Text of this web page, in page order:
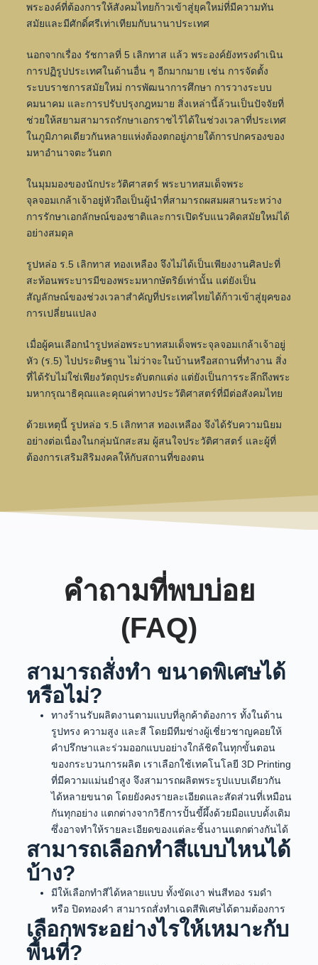
พระองค์ที่ต้องการให้สังคมไทยก้าวเข้าสู่ยุคใหม่ที่มีความทัน
สมัยและมีศักดิ์ศรีเท่าเทียมกับนานาประเทศ
นอกจากเรื่อง รัชกาลที่ 5 เลิกทาส แล้ว พระองค์ยังทรงดำเนิน
การปฏิรูปประเทศในด้านอื่น ๆ อีกมากมาย เช่น การจัดตั้ง
ระบบราชการสมัยใหม่ การพัฒนาการศึกษา การวางระบบ
คมนาคม และการปรับปรุงกฎหมาย สิ่งเหล่านี้ล้วนเป็นปัจจัยที่
ช่วยให้สยามสามารถรักษาเอกราชไว้ได้ในช่วงเวลาที่ประเทศ
ในภูมิภาคเดียวกันหลายแห่งต้องตกอยู่ภายใต้การปกครองของ
มหาอำนาจตะวันตก
ในมุมมองของนักประวัติศาสตร์ พระบาทสมเด็จพระ
จุลจอมเกล้าเจ้าอยู่หัวถือเป็นผู้นำที่สามารถผสมผสานระหว่าง
การรักษาเอกลักษณ์ของชาติและการเปิดรับแนวคิดสมัยใหม่ได้
อย่างสมดุล
รูปหล่อ ร.5 เลิกทาส ทองเหลือง จึงไม่ได้เป็นเพียงงานศิลปะที่
สะท้อนพระบารมีของพระมหากษัตริย์เท่านั้น แต่ยังเป็น
สัญลักษณ์ของช่วงเวลาสำคัญที่ประเทศไทยได้ก้าวเข้าสู่ยุคของ
การเปลี่ยนแปลง
เมื่อผู้คนเลือกนำรูปหล่อพระบาทสมเด็จพระจุลจอมเกล้าเจ้าอยู่
หัว (ร.5) ไปประดิษฐาน ไม่ว่าจะในบ้านหรือสถานที่ทำงาน สิ่ง
ที่ได้รับไม่ใช่เพียงวัตถุประดับตกแต่ง แต่ยังเป็นการระลึกถึงพระ
มหากรุณาธิคุณและคุณค่าทางประวัติศาสตร์ที่มีต่อสังคมไทย
ด้วยเหตุนี้ รูปหล่อ ร.5 เลิกทาส ทองเหลือง จึงได้รับความนิยม
อย่างต่อเนื่องในกลุ่มนักสะสม ผู้สนใจประวัติศาสตร์ และผู้ที่
ต้องการเสริมสิริมงคลให้กับสถานที่ของตน
คำถามที่พบบ่อย
(FAQ)
สามารถสั่งทำ ขนาดพิเศษได้
หรือไม่?
ทางร้านรับผลิตงานตามแบบที่ลูกค้าต้องการ ทั้งในด้าน
รูปทรง ความสูง และสี โดยมีทีมช่างผู้เชี่ยวชาญคอยให้
คำปรึกษาและร่วมออกแบบอย่างใกล้ชิดในทุกขั้นตอน
ของกระบวนการผลิต เราเลือกใช้เทคโนโลยี 3D Printing
ที่มีความแม่นยำสูง จึงสามารถผลิตพระรูปแบบเดียวกัน
ได้หลายขนาด โดยยังคงรายละเอียดและสัดส่วนที่เหมือน
กันทุกอย่าง แตกต่างจากวิธีการปั้นขี้ผึ้งด้วยมือแบบดั้งเดิม
ซึ่งอาจทำให้รายละเอียดของแต่ละชิ้นงานแตกต่างกันได้
สามารถเลือกทำสีแบบไหนได้
บ้าง?
มีให้เลือกทำสีได้หลายแบบ ทั้งขัดเงา พ่นสีทอง รมดำ
หรือ ปิดทองคำ สามารถสั่งทำเฉดสีพิเศษได้ตามต้องการ
เลือกพระอย่างไรให้เหมาะกับ
พื้นที่?